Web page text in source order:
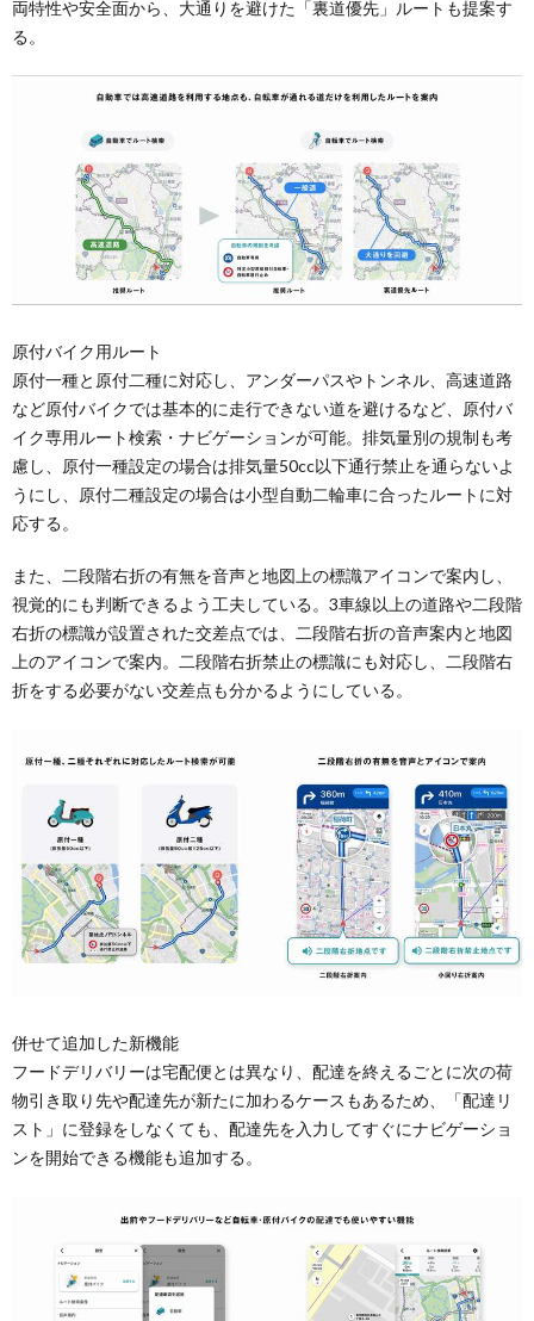
両特性や安全面から、大通りを避けた「裏道優先」ルートも提案す
る。
原付バイク用ルート
原付一種と原付二種に対応し、アンダーパスやトンネル、高速道路
など原付バイクでは基本的に走行できない道を避けるなど、原付バ
イク専用ルート検索・ナビゲーションが可能。排気量別の規制も考
慮し、原付一種設定の場合は排気量50cc以下通行禁止を通らないよ
うにし、原付二種設定の場合は小型自動二輪車に合ったルートに対
応する。
また、二段階右折の有無を音声と地図上の標識アイコンで案内し、
視覚的にも判断できるよう工夫している。3車線以上の道路や二段階
右折の標識が設置された交差点では、二段階右折の音声案内と地図
上のアイコンで案内。二段階右折禁止の標識にも対応し、二段階右
折をする必要がない交差点も分かるようにしている。
併せて追加した新機能
フードデリバリーは宅配便とは異なり、配達を終えるごとに次の荷
物引き取り先や配達先が新たに加わるケースもあるため、「配達リ
スト」に登録をしなくても、配達先を入力してすぐにナビゲーショ
ンを開始できる機能も追加する。